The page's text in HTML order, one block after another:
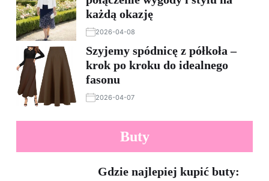
każdą okazję
2026-04-08
Szyjemy spódnicę z półkoła –
krok po kroku do idealnego
fasonu
2026-04-07
Buty
Gdzie najlepiej kupić buty: